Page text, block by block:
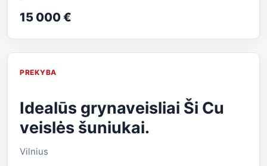
15 000 €
PREKYBA
Idealūs grynaveisliai Ši Cu
veislės šuniukai.
Vilnius